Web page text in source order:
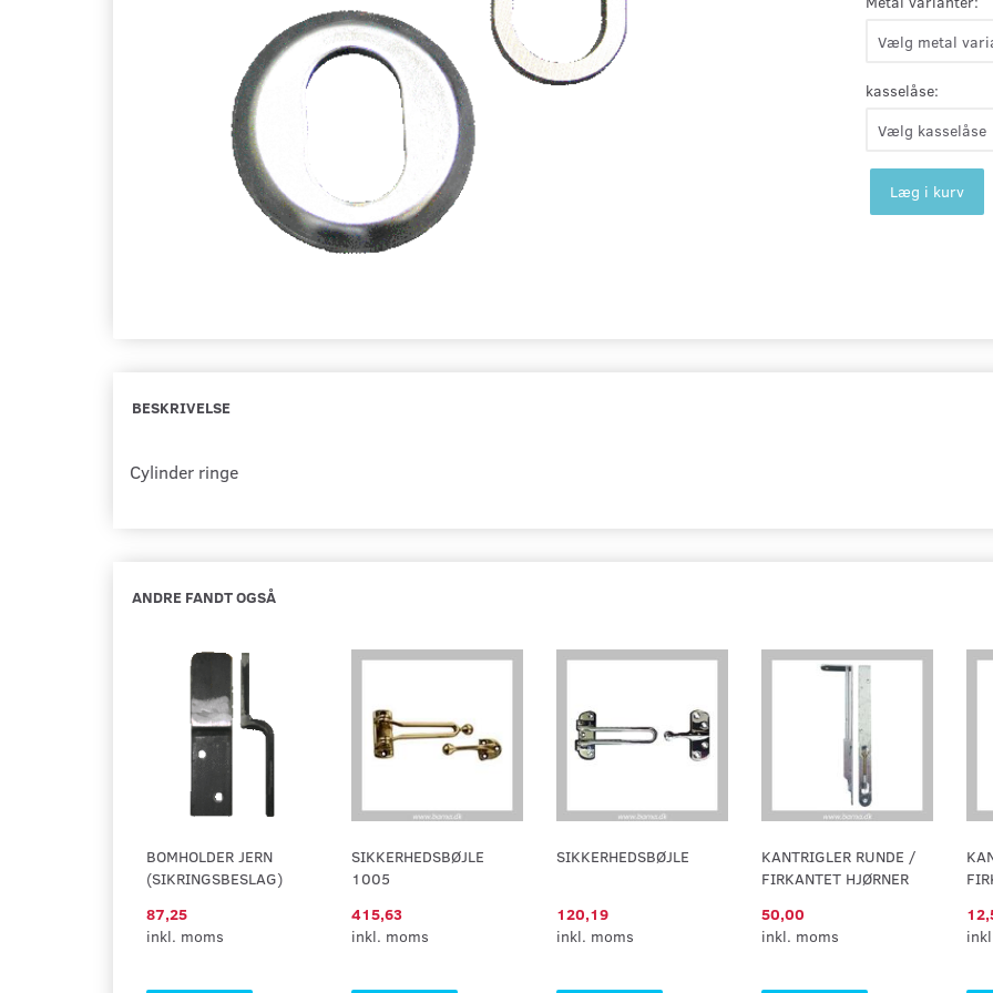
kasselåse:
Læg i kurv
BESKRIVELSE
Cylinder ringe
ANDRE FANDT OGSÅ
BOMHOLDER JERN
(SIKRINGSBESLAG)
87,25
inkl. moms
SIKKERHEDSBØJLE
1005
415,63
inkl. moms
SIKKERHEDSBØJLE
120,19
inkl. moms
KANTRIGLER RUNDE /
FIRKANTET HJØRNER
50,00
inkl. moms